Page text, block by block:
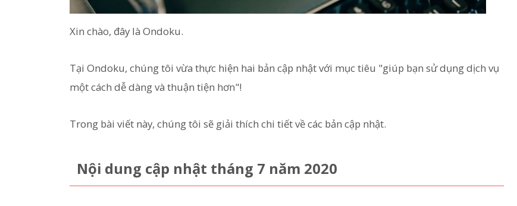
Xin chào, đây là Ondoku.
Tại Ondoku, chúng tôi vừa thực hiện hai bản cập nhật với mục tiêu "giúp bạn sử dụng dịch vụ
một cách dễ dàng và thuận tiện hơn"!
Trong bài viết này, chúng tôi sẽ giải thích chi tiết về các bản cập nhật.
Nội dung cập nhật tháng 7 năm 2020